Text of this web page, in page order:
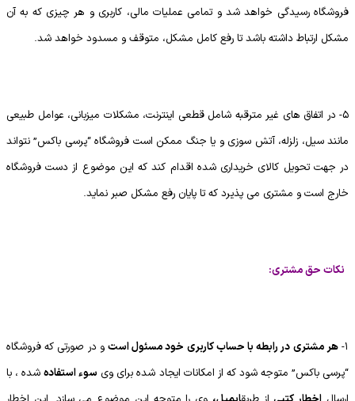
فروشگاه رسیدگی خواهد شد و تمامی عملیات مالی، کاربری و هر چیزی که به آن
مشکل ارتباط داشته باشد تا رفع کامل مشکل، متوقف و مسدود خواهد شد.
5- در اتفاق های غیر مترقبه شامل قطعی اینترنت، مشکلات میزبانی، عوامل طبیعی
مانند سیل، زلزله، آتش سوزی و یا جنگ ممکن است فروشگاه “پرسی باکس” نتواند
در جهت تحویل کالای خریداری شده اقدام کند که این موضوع از دست فروشگاه
خارج است و مشتری می پذیرد که تا پایان رفع مشکل صبر نماید.
نکات حق مشتری:
1- هر مشتری در رابطه با حساب کاربری خود مسئول است و در صورتی که فروشگاه
“پرسی باکس” متوجه شود که از امکانات ایجاد شده برای وی سوء استفادهشده ، با